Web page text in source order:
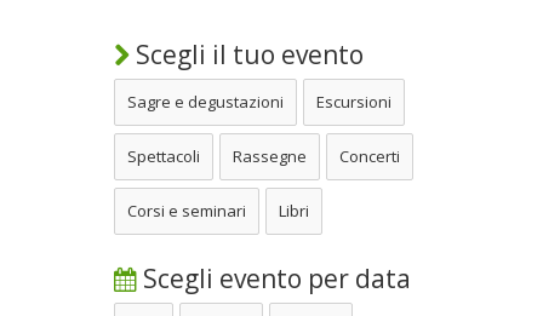
Scegli il tuo evento
Sagre e degustazioni Escursioni
Spettacoli Rassegne Concerti
Corsi e seminari Libri
Scegli evento per data